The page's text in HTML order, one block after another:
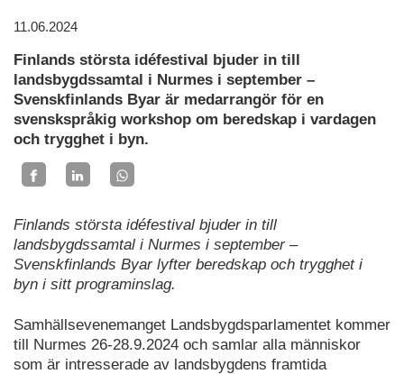
11.06.2024
Finlands största idéfestival bjuder in till
landsbygdssamtal i Nurmes i september –
Svenskfinlands Byar är medarrangör för en
svenskspråkig workshop om beredskap i vardagen
och trygghet i byn.
Finlands största idéfestival bjuder in till
landsbygdssamtal i Nurmes i september –
Svenskfinlands Byar lyfter beredskap och trygghet i
byn i sitt programinslag.
Samhällsevenemanget Landsbygdsparlamentet kommer
till Nurmes 26-28.9.2024 och samlar alla människor
som är intresserade av landsbygdens framtida